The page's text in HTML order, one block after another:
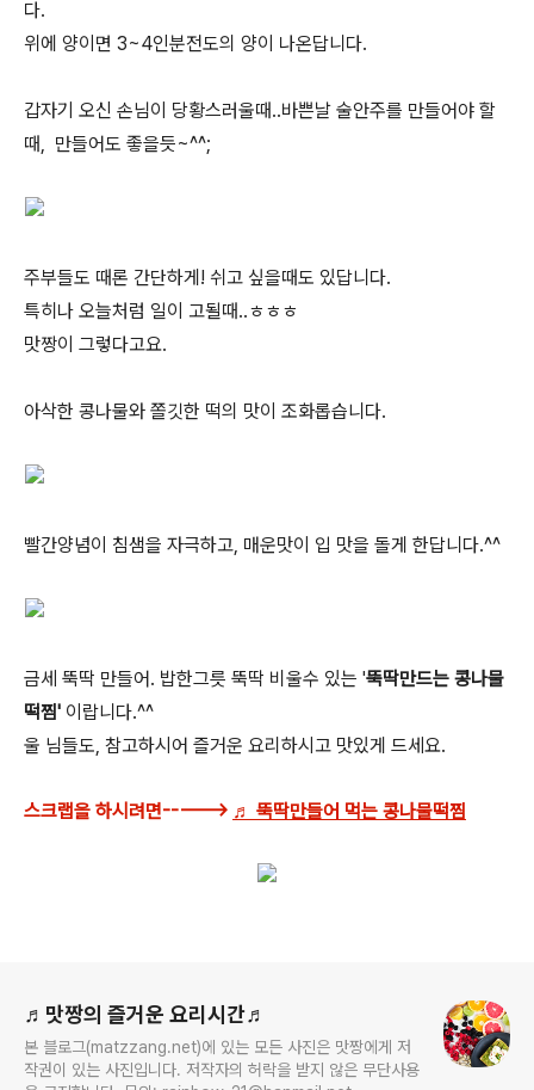
다.
위에 양이면 3~4인분전도의 양이 나온답니다.
갑자기 오신 손님이 당황스러울때..바쁜날 술안주를 만들어야 할
때, 만들어도 좋을듯~^^;
주부들도 때론 간단하게! 쉬고 싶을때도 있답니다.
특히나 오늘처럼 일이 고될때..ㅎㅎㅎ
맛짱이 그렇다고요.
아삭한 콩나물와 쫄깃한 떡의 맛이 조화롭습니다.
빨간양념이 침샘을 자극하고, 매운맛이 입 맛을 돌게 한답니다.^^
금세 뚝딱 만들어. 밥한그릇 뚝딱 비울수 있는 '뚝딱만드는 콩나물
떡찜' 이랍니다.^^
울 님들도, 참고하시어 즐거운 요리하시고 맛있게 드세요.
스크랩을 하시려면-----> ♬ 뚝딱만들어 먹는 콩나물떡찜
♬맛짱의 즐거운 요리시간♬
본 블로그(matzzang.net)에 있는 모든 사진은 맛짱에게 저
작권이 있는 사진입니다. 저작자의 허락을 받지 않은 무단사용